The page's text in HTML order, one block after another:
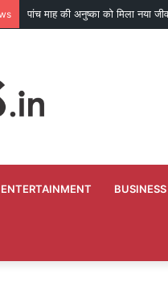
तकनीकी खराबी के कारण उच्च
ENTERTAINMENT BUSINESS